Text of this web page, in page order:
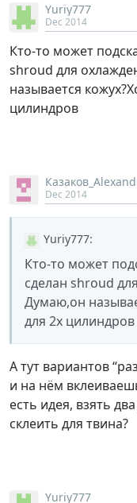
Yuriy777
Dec 2014
Кто-то может
shroud для
называется
цилиндров
Dec 2014
Yuriy777:
Кто-то может
сделан shroud
Думаю,он
для 2х цилиндров
А тут вариантов
и на нём
есть идея, взять
склеить для твина?
Yuriy777